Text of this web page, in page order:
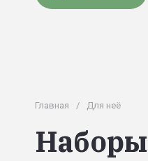
Главная / Для неё